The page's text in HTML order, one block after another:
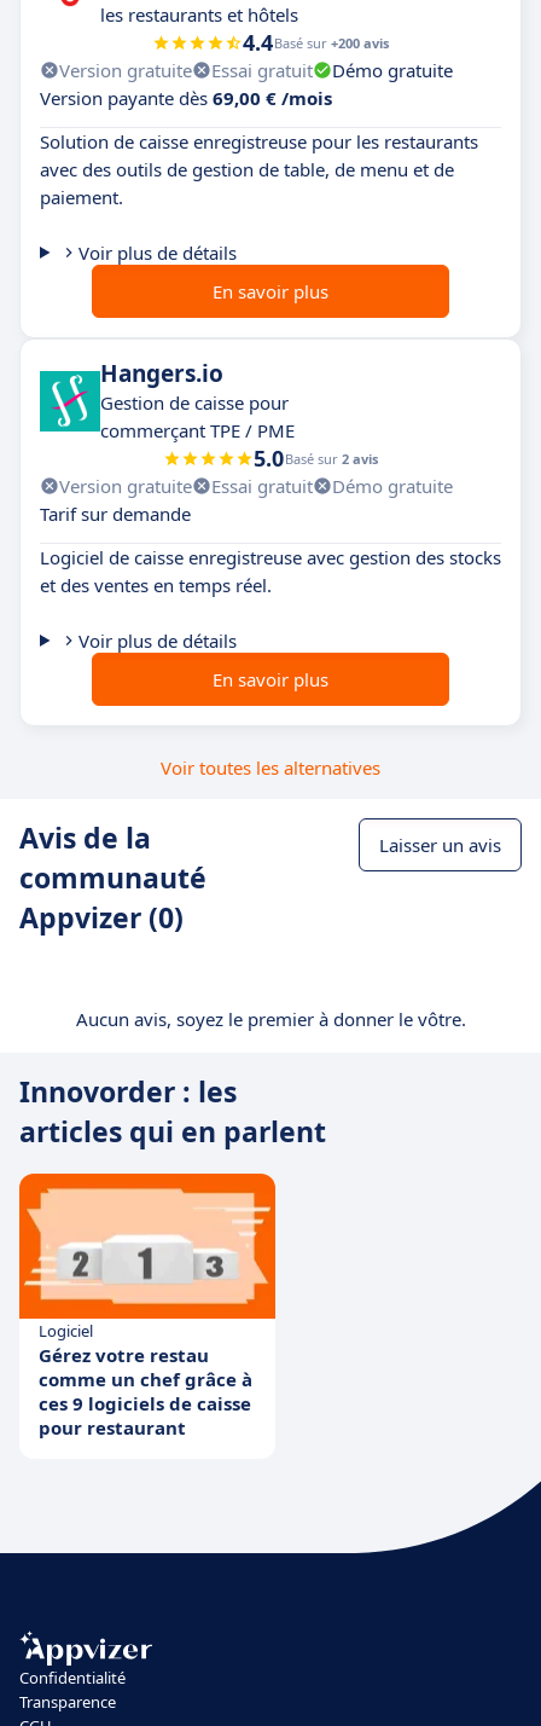
les restaurants et hôtels
4.4Basé sur +200 avis
Version gratuite Essai gratuit
Démo gratuite
Version payante dès 69,00 € /mois
Solution de caisse enregistreuse pour les restaurants
avec des outils de gestion de table, de menu et de
paiement.
Voir plus de détails
En savoir plus
Hangers.io
Gestion de caisse pour
commerçant TPE / PME
5.0Basé sur 2 avis
Version gratuite Essai gratuit
Démo gratuite
Tarif sur demande
Logiciel de caisse enregistreuse avec gestion des stocks
et des ventes en temps réel.
Voir plus de détails
En savoir plus
Voir toutes les alternatives
Avis de la
communauté
Appvizer (0)
Laisser un avis
Aucun avis, soyez le premier à donner le vôtre.
Innovorder : les
articles qui en parlent
Logiciel
Gérez votre restau
comme un chef grâce à
ces 9 logiciels de caisse
pour restaurant
Confidentialité
Transparence